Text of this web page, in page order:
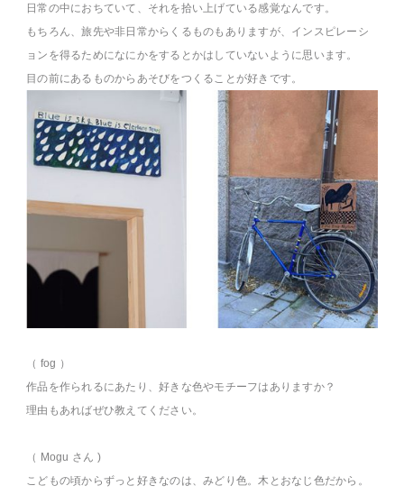
日常の中におちていて、それを拾い上げている感覚なんです。
もちろん、旅先や非日常からくるものもありますが、インスピレーシ
ョンを得るためになにかをするとかはしていないように思います。
目の前にあるものからあそびをつくることが好きです。
（ fog ）
作品を作られるにあたり、好きな色やモチーフはありますか？
理由もあればぜひ教えてください。
（ Mogu さん )
こどもの頃からずっと好きなのは、みどり色。木とおなじ色だから。